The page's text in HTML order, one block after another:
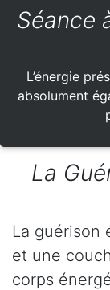
Séance
L’énergie
absolument
La
La guérison
et une
corps